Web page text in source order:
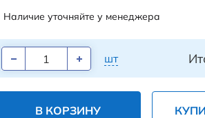
Наличие уточняйте у менеджера
шт
В КОРЗИНУ